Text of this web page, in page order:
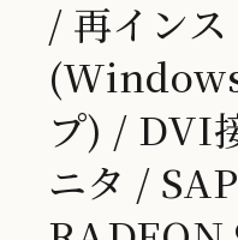
/ 再イン
プ) / DVI
ニタ /